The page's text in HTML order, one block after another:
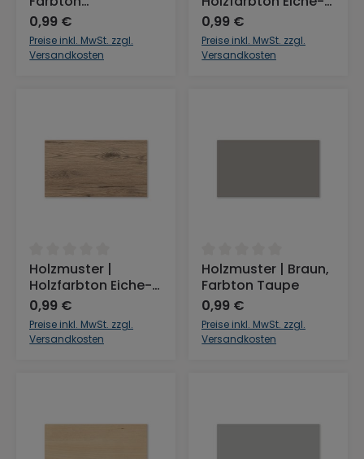
Schiefergrau
0,99 €
Preise inkl. MwSt. zzgl.
Versandkosten
Nautik
0,99 €
Preise inkl. MwSt. zzgl.
Versandkosten
Durchschnittliche Bewertung von 0 von 5 Sternen
Holzmuster |
Holzfarbton Eiche-
Bordeaux
0,99 €
Preise inkl. MwSt. zzgl.
Versandkosten
Durchschnittliche
Holzmuster | Braun,
Farbton Taupe
0,99 €
Preise inkl. MwSt. zzgl.
Versandkosten